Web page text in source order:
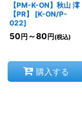
【PM-K-ON】秋山 澪
【PR】
[K-ON/P-
022]
50 円 ～80 円 (税込)
購入する